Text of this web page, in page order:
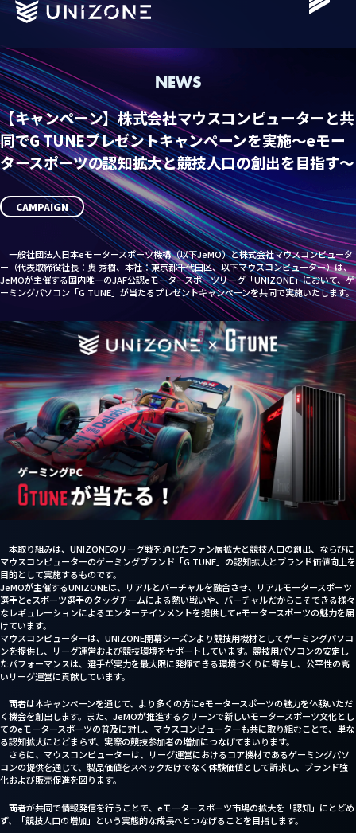
Schedule
Standings
Team
Driver
Grass Roots
News
About us
Partner Sales
NEWS
【キャンペーン】株式会社マウスコンピューターと共
同でG TUNEプレゼントキャンペーンを実施～eモー
タースポーツの認知拡大と競技人口の創出を目指す～
CAMPAIGN
一般社団法人日本eモータースポーツ機構（以下JeMO）と株式会社マウスコンピュータ
ー（代表取締役社長：軣 秀樹、本社：東京都千代田区、以下マウスコンピューター）は、
JeMOが主催する国内唯一のJAF公認eモータースポーツリーグ「UNIZONE」において、ゲ
ーミングパソコン「G TUNE」が当たるプレゼントキャンペーンを共同で実施いたします。
本取り組みは、UNIZONEのリーグ戦を通じたファン層拡大と競技人口の創出、ならびに
マウスコンピューターのゲーミングブランド「G TUNE」の認知拡大とブランド価値向上を
目的として実施するものです。
JeMOが主催するUNIZONEは、リアルとバーチャルを融合させ、リアルモータースポーツ
選手とeスポーツ選手のタッグチームによる熱い戦いや、バーチャルだからこそできる様々
なレギュレーションによるエンターテインメントを提供してeモータースポーツの魅力を届
けています。
マウスコンピューターは、UNIZONE開幕シーズンより競技用機材としてゲーミングパソコ
ンを提供し、リーグ運営および競技環境をサポートしています。競技用パソコンの安定し
たパフォーマンスは、選手が実力を最大限に発揮できる環境づくりに寄与し、公平性の高
いリーグ運営に貢献しています。
両者は本キャンペーンを通じて、より多くの方にeモータースポーツの魅力を体験いただ
く機会を創出します。また、JeMOが推進するクリーンで新しいモータースポーツ文化とし
てのeモータースポーツの普及に対し、マウスコンピューターも共に取り組むことで、単な
る認知拡大にとどまらず、実際の競技参加者の増加につなげてまいります。
さらに、マウスコンピューターは、リーグ運営におけるコア機材であるゲーミングパソ
コンの提供を通じて、製品価値をスペックだけでなく体験価値として訴求し、ブランド強
化および販売促進を図ります。
両者が共同で情報発信を行うことで、eモータースポーツ市場の拡大を「認知」にとどめ
ず、「競技人口の増加」という実態的な成長へとつなげることを目指します。